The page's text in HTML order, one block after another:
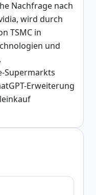
Nachfrage nach
wird durch
TSMC in
und
Supermarkts
Erweiterung